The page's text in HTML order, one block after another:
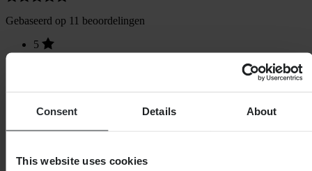
Consent Details About
This website uses cookies
Gebaseerd op 11 beoordelingen
5
0
0
0